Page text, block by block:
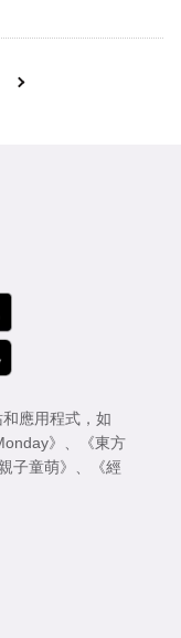
應用程式，如
》 、
《東方
子童萌》 、
《經